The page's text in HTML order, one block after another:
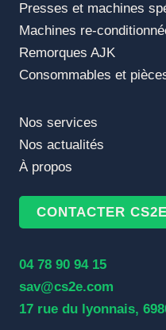
Presses et machines
Machines re-
Remorques AJK
Consommables et
Nos services
Nos actualités
À propos
CONTACTER CS2E
04 78 90 94 15
sav@cs2e.com
17 rue du lyonnais,